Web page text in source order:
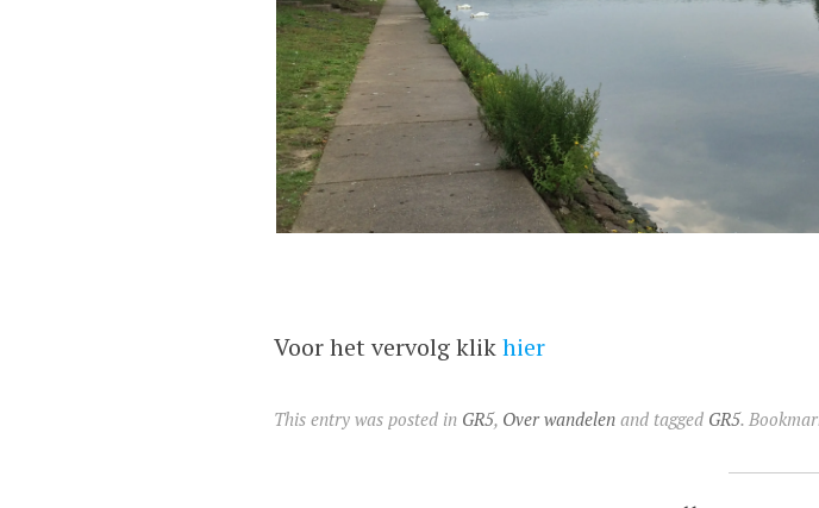
Voor het vervolg klikhier
This entry was posted in GR5, Over wandelenand tagged GR5.